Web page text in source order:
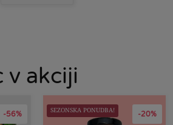
v akciji
-56% -20%
SEZONSKA PONUDBA!